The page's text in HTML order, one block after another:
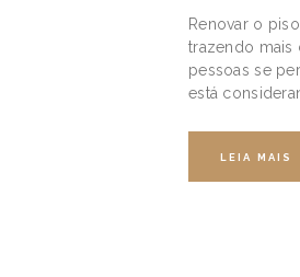
Renovar o
trazendo mais
pessoas se
está
LEIA MAIS